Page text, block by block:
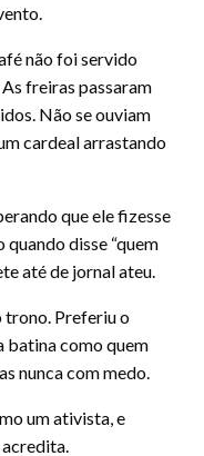
não foi servido
freiras passaram
Não se ouviam
cardeal arrastando
que ele fizesse
disse “quem
até de jornal ateu.
trono. Preferiu o
batina como quem
nunca com medo.
um ativista, e